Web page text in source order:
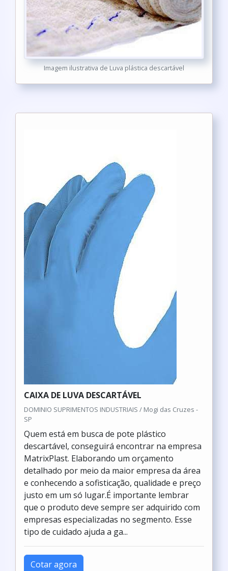
Imagem ilustrativa de Luva plástica descartável
CAIXA DE LUVA DESCARTÁVEL
DOMINIO SUPRIMENTOS INDUSTRIAIS / Mogi das Cruzes -
SP
Quem está em busca de pote plástico
descartável, conseguirá encontrar na empresa
MatrixPlast. Elaborando um orçamento
detalhado por meio da maior empresa da área
e conhecendo a sofisticação, qualidade e preço
justo em um só lugar.É importante lembrar
que o produto deve sempre ser adquirido com
empresas especializadas no segmento. Esse
tipo de cuidado ajuda a ga...
Cotar agora